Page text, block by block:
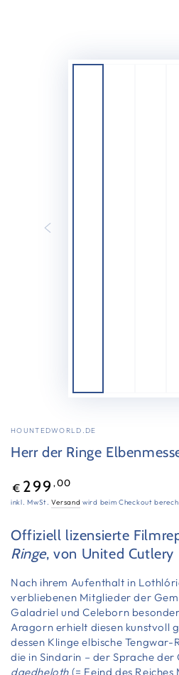
HOUNTEDWORLD.DE
Herr der Ringe
Regulärer
Preis
€ 299 ,00
inkl. MwSt.Versand wird beim Checkout
Offiziell lizensierte
Ringe, von United Cutlery
Nach ihrem Aufenthalt in
verbliebenen Mitglieder der
Galadriel und Celeborn
Aragorn erhielt diesen kunstvoll
dessen Klinge elbische
die in Sindarin – der Sprache der
daedheloth (= Feind des